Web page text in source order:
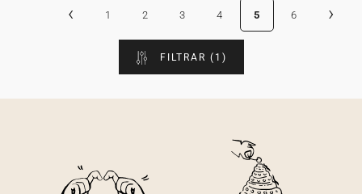
‹ 1 2 3 4 5 6 ›
FILTRAR (1)